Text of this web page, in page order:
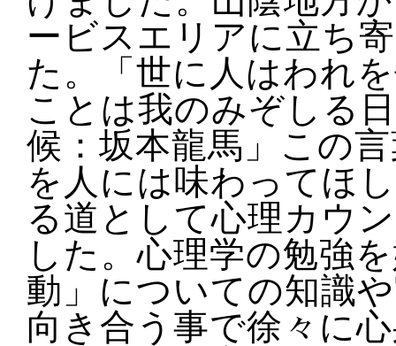
ービスエリアに立ち
た。「世に人はわれ
ことは我のみぞしる
候：坂本龍馬」この
を人には味わってほ
る道として心理カウ
した。心理学の勉強
動」についての知識
向き合う事で徐々に